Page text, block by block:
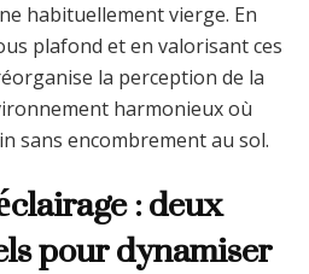
habituellement vierge. En
plafond et en valorisant ces
la perception de la
harmonieux où
sans encombrement au sol.
: deux
pour dynamiser